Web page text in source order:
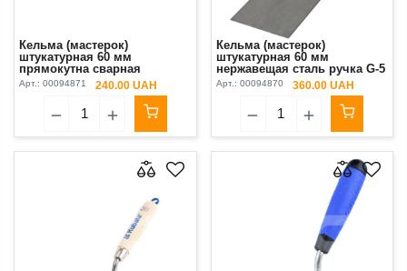
Кельма (мастерок)
штукатурная 60 мм
прямокутна сварная
стальная ручка буковая
лакованная Kubala
Арт.: 00094871 240.00 UAH
Кельма (мастерок)
штукатурная 60 мм
нержавещая сталь ручка G-5
Kubala
Арт.: 00094870 360.00 UAH